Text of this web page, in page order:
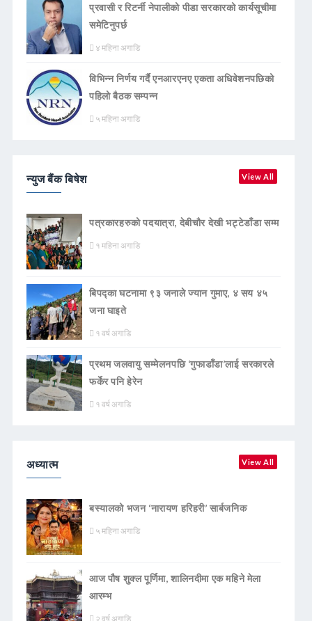
प्रवासी र रिटर्नी नेपालीको पीडा सरकारको कार्यसूचीमा
समेटिनुपर्छ
४ महिना अगाडि
विभिन्न निर्णय गर्दै एनआरएनए एकता अधिवेशनपछिको
पहिलो बैठक सम्पन्न
५ महिना अगाडि
न्युज बैंक बिषेश View All
पत्रकारहरुको पदयात्रा, देबीचौर देखी भट्टेडाँडा सम्म
१ महिना अगाडि
बिपद्का घटनामा ९३ जनाले ज्यान गुमाए, ४ सय ४५
जना घाइते
१ वर्ष अगाडि
प्रथम जलवायु सम्मेलनपछि ‘गुफाडाँडा’लाई सरकारले
फर्केर पनि हेरेन
१ वर्ष अगाडि
अध्यात्म View All
बस्यालको भजन ‘नारायण हरिहरी’ सार्बजनिक
५ महिना अगाडि
आज पौष शुक्ल पूर्णिमा, शालिनदीमा एक महिने मेला
आरम्भ
२ वर्ष अगाडि